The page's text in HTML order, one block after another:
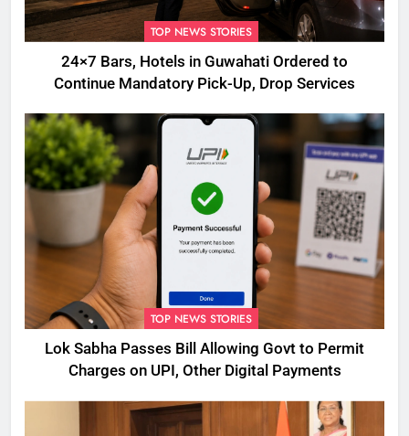
TOP NEWS STORIES
24×7 Bars, Hotels in Guwahati Ordered to
Continue Mandatory Pick-Up, Drop Services
TOP NEWS STORIES
Lok Sabha Passes Bill Allowing Govt to Permit
Charges on UPI, Other Digital Payments